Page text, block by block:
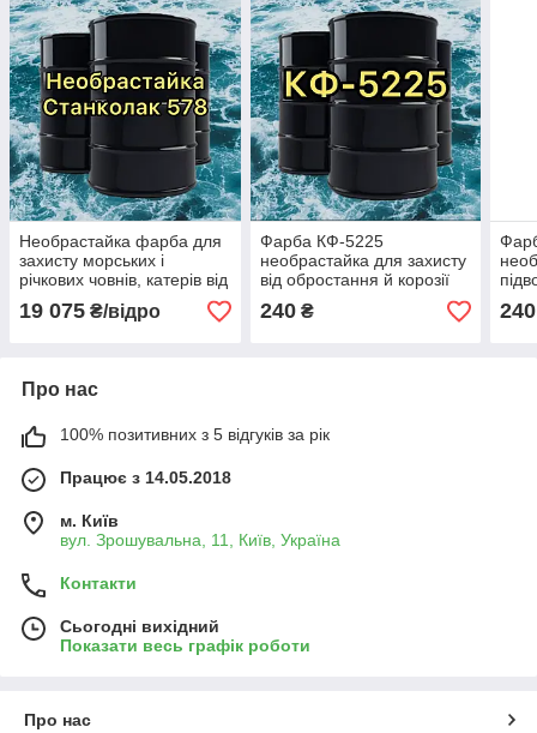
Необрастайка фарба для
захисту морських і
річкових човнів, катерів від
обрастання Станколак
578 відро 15кг
19 075 ₴/відро
Фарба КФ-5225
необрастайка для захисту
від обростання й корозії
підводної частини суден,
50кг
240₴ 240
Про нас
100% позитивних з 5 відгуків за рік
Працює з 14.05.2018
м. Київ
вул. Зрошувальна, 11, Київ, Україна
Контакти
Сьогодні вихідний
Показати весь графік роботи
Про нас